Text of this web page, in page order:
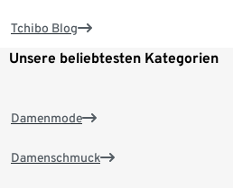
Tchibo Blog
Unsere beliebtesten Kategorien
Damenmode
Damenschmuck